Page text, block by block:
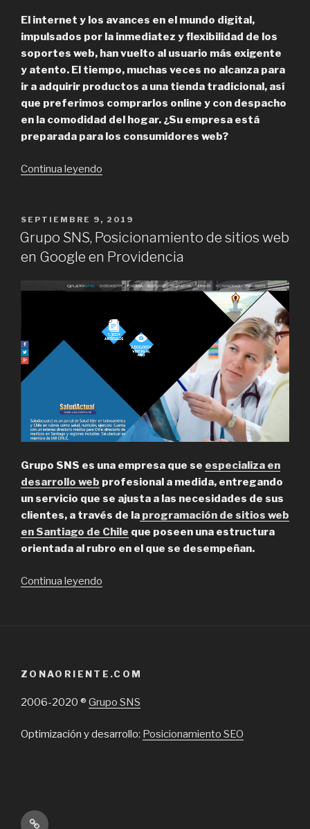
El internet y los avances en el mundo digital,
impulsados por la inmediatez y flexibilidad de los
soportes web, han vuelto al usuario más exigente
y atento. El tiempo, muchas veces no alcanza para
ir a adquirir productos a una tienda tradicional, así
que preferimos comprarlos online y con despacho
en la comodidad del hogar. ¿Su empresa está
preparada para los consumidores web?
Continua leyendo
Profesional
en
RM”
POSTED
ON
SEPTIEMBRE 9, 2019
Grupo SNS, Posicionamiento de sitios web
en Google en Providencia
Grupo SNS es una empresa que se especializa en
desarrollo web profesional a medida, entregando
un servicio que se ajusta a las necesidades de sus
clientes, a través de la programación de sitios web
en Santiago de Chile que poseen una estructura
orientada al rubro en el que se desempeñan.
Continua leyendo
en
Google
Providencia”
ZONAORIENTE.COM
2006-2020 ® Grupo SNS
Optimización y desarrollo: Posicionamiento SEO
Inicio